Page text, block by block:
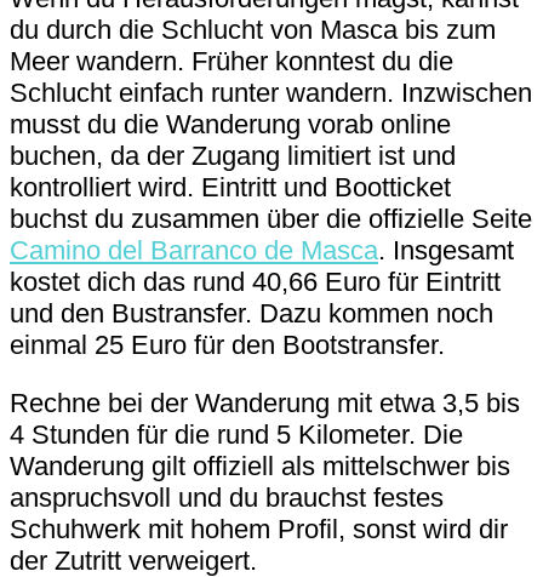
du durch die Schlucht von Masca bis zum
Meer wandern. Früher konntest du die
Schlucht einfach runter wandern. Inzwischen
musst du die Wanderung vorab online
buchen, da der Zugang limitiert ist und
kontrolliert wird. Eintritt und Bootticket
buchst du zusammen über die offizielle Seite
Camino del Barranco de Masca. Insgesamt
kostet dich das rund 40,66 Euro für Eintritt
und den Bustransfer. Dazu kommen noch
einmal 25 Euro für den Bootstransfer.
Rechne bei der Wanderung mit etwa 3,5 bis
4 Stunden für die rund 5 Kilometer. Die
Wanderung gilt offiziell als mittelschwer bis
anspruchsvoll und du brauchst festes
Schuhwerk mit hohem Profil, sonst wird dir
der Zutritt verweigert.